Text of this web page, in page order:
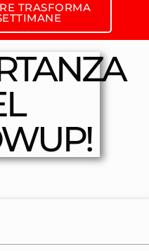
TRASFORMA